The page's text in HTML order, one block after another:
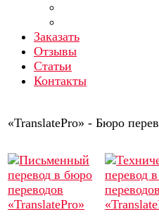
Заказать
Отзывы
Статьи
Контакты
«TranslatePro» - Бюро